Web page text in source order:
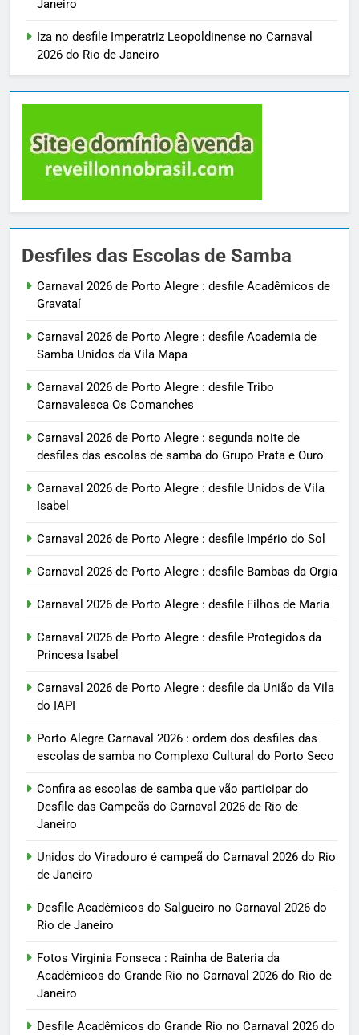
Janeiro
Iza no desfile Imperatriz Leopoldinense no Carnaval
2026 do Rio de Janeiro
Desfiles das Escolas de Samba
Carnaval 2026 de Porto Alegre : desfile Acadêmicos de
Gravataí
Carnaval 2026 de Porto Alegre : desfile Academia de
Samba Unidos da Vila Mapa
Carnaval 2026 de Porto Alegre : desfile Tribo
Carnavalesca Os Comanches
Carnaval 2026 de Porto Alegre : segunda noite de
desfiles das escolas de samba do Grupo Prata e Ouro
Carnaval 2026 de Porto Alegre : desfile Unidos de Vila
Isabel
Carnaval 2026 de Porto Alegre : desfile Império do Sol
Carnaval 2026 de Porto Alegre : desfile Bambas da Orgia
Carnaval 2026 de Porto Alegre : desfile Filhos de Maria
Carnaval 2026 de Porto Alegre : desfile Protegidos da
Princesa Isabel
Carnaval 2026 de Porto Alegre : desfile da União da Vila
do IAPI
Porto Alegre Carnaval 2026 : ordem dos desfiles das
escolas de samba no Complexo Cultural do Porto Seco
Confira as escolas de samba que vão participar do
Desfile das Campeãs do Carnaval 2026 de Rio de
Janeiro
Unidos do Viradouro é campeã do Carnaval 2026 do Rio
de Janeiro
Desfile Acadêmicos do Salgueiro no Carnaval 2026 do
Rio de Janeiro
Fotos Virginia Fonseca : Rainha de Bateria da
Acadêmicos do Grande Rio no Carnaval 2026 do Rio de
Janeiro
Desfile Acadêmicos do Grande Rio no Carnaval 2026 do